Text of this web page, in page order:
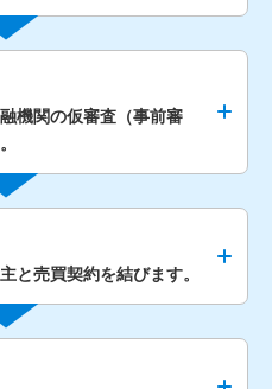
機関の仮審査（事前審
と売買契約を結びます。